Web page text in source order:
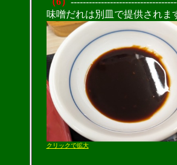
味噌だれは別皿で提供されま
クリックで拡大